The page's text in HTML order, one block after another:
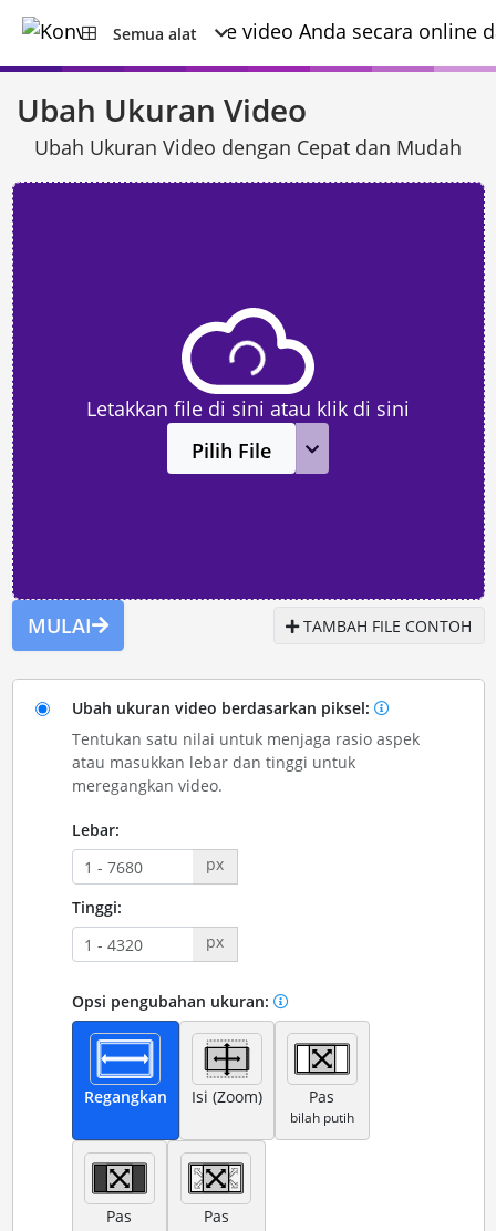
Semua alat
Ubah Ukuran Video
Ubah Ukuran Video dengan Cepat dan Mudah
Letakkan file di sini atau klik di sini
Pilih File
MULAI TAMBAH FILE CONTOH
Ubah ukuran video berdasarkan piksel:
Tentukan satu nilai untuk menjaga rasio aspek
atau masukkan lebar dan tinggi untuk
meregangkan video.
Lebar:
px
Tinggi:
px
Opsi pengubahan ukuran:
Regangkan Isi (Zoom) Pas
bilah putih
Pas Pas